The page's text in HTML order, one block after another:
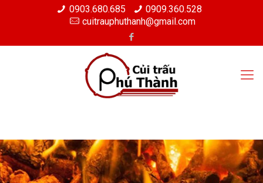
0903.680.685
0909.360.528
cuitrauphuthanh@gmail.com